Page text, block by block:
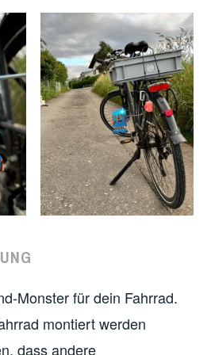
Monster für dein Fahrrad.
montiert werden
dass andere